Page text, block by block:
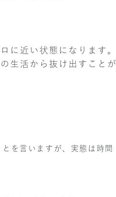
に近い状態になります。
生活から抜け出すことが
を言いますが、実態は時間